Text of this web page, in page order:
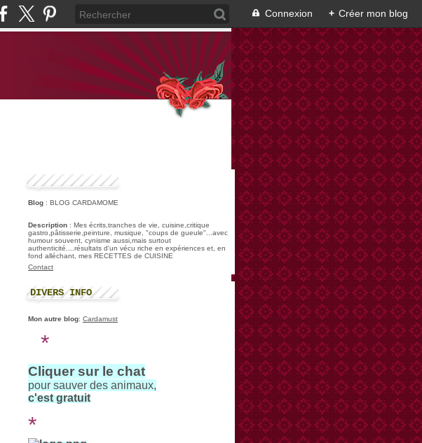
Connexion + Créer mon blog
Blog : BLOG CARDAMOME
Description : Mes écrits,tranches de vie, cuisine,critique
gastro,pâtisserie,peinture, musique, "coups de gueule"...avec
humour souvent, cynisme aussi,mais surtout
authenticité....résultats d'un vécu riche en expériences et, en
fond alléchant, mes RECETTES de CUISINE
Contact
DIVERS INFO
Mon autre blog: Cardamust
*
Cliquer sur le chat
pour sauver des animaux,
c'est gratuit
*